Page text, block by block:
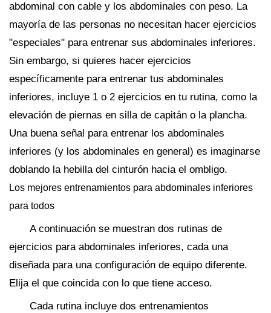
abdominal con cable y los abdominales con peso. La
mayoría de las personas no necesitan hacer ejercicios
"especiales" para entrenar sus abdominales inferiores.
Sin embargo, si quieres hacer ejercicios
específicamente para entrenar tus abdominales
inferiores, incluye 1 o 2 ejercicios en tu rutina, como la
elevación de piernas en silla de capitán o la plancha.
Una buena señal para entrenar los abdominales
inferiores (y los abdominales en general) es imaginarse
doblando la hebilla del cinturón hacia el ombligo.
Los mejores entrenamientos para abdominales inferiores
para todos
A continuación se muestran dos rutinas de
ejercicios para abdominales inferiores, cada una
diseñada para una configuración de equipo diferente.
Elija el que coincida con lo que tiene acceso.
Cada rutina incluye dos entrenamientos